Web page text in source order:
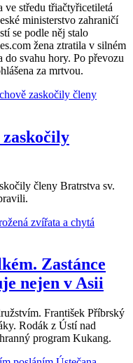
ve středu třiačtyřicetiletá
ministerstvo zahraničí
se podle něj stalo
žena ztratila v silném
do svahu hory. Po převozu
za mrtvou.
členy Bratrstva sv.
Zastánce
nejen v Asii
František Příbrský
Rodák z Ústí nad
program Kukang.